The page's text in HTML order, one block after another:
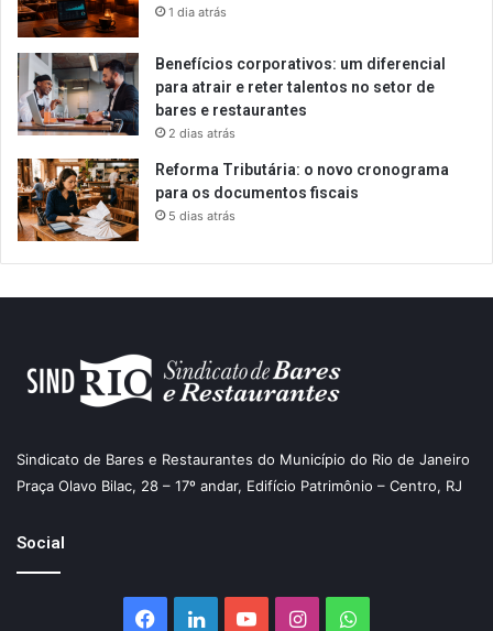
1 dia atrás
Benefícios corporativos: um diferencial
para atrair e reter talentos no setor de
bares e restaurantes
2 dias atrás
Reforma Tributária: o novo cronograma
para os documentos fiscais
5 dias atrás
Sindicato de Bares e Restaurantes do Município do Rio de Janeiro
Praça Olavo Bilac, 28 – 17º andar, Edifício Patrimônio – Centro, RJ
Social
Facebook
LinkedinYouTubeInstagramWhatsApp